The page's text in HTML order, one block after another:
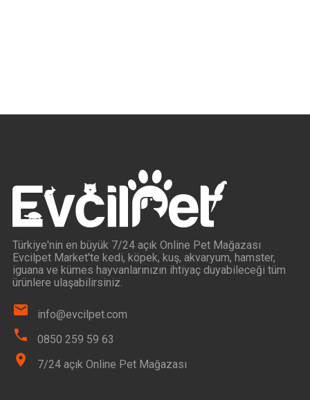
Türkiye'nin en büyük 7/24 açık Online Pet Mağazası
Evcilpet Market'te kedi, köpek, kuş, akvaryum, hamster,
iguana ve kümes hayvanlarınızın ihtiyaç duyabileceği tüm
ürünlere ulaşabilirsiniz.
info@evcilpet.com
0850 259 59 63
7/24 açık Online Pet Mağazası